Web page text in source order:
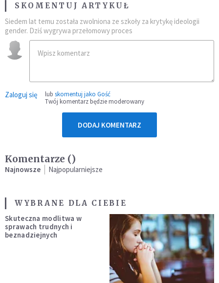
SKOMENTUJ ARTYKUŁ
Siedem lat temu została zwolniona ze szkoły za krytykę ideologii
gender. Dziś wygrywa przełomowy proces
Zaloguj się lub skomentuj jako Gość
Twój komentarz będzie moderowany
DODAJ KOMENTARZ
Komentarze ()
Najnowsze Najpopularniejsze
WYBRANE DLA CIEBIE
Skuteczna modlitwa w
sprawach trudnych i
beznadziejnych